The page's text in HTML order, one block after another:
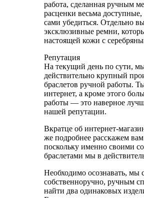
работа, сделанная ручным
расценки весьма
сами убедиться. Отдельно
эксклюзивные ремни,
настоящей кожи с
Репутация
На текущий день по сути,
действительно крупный
браслетов ручной работы.
интернет, а кроме этого
работы — это наверное
нашей репутации.
Вкратце об интернет-
же подробнее расскажем
поскольку именно своими
браслетами мы в
Необходимо осознавать, мы
собственноручно, ручным
найти два одинаковых